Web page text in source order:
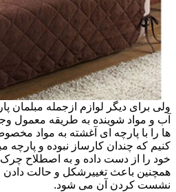
ولی برای دیگر لوازم ازجمله مبلمان
آب و مواد شوینده به طریقه معمول
ها را با پارچه ای آغشته به مواد
کنیم که چندان کارساز نبوده و پارچه
خود را از دست داده و به اصطلاح
همچنین باعث تغییرشکل و حالت دادن
نشست کردن آن می شود.